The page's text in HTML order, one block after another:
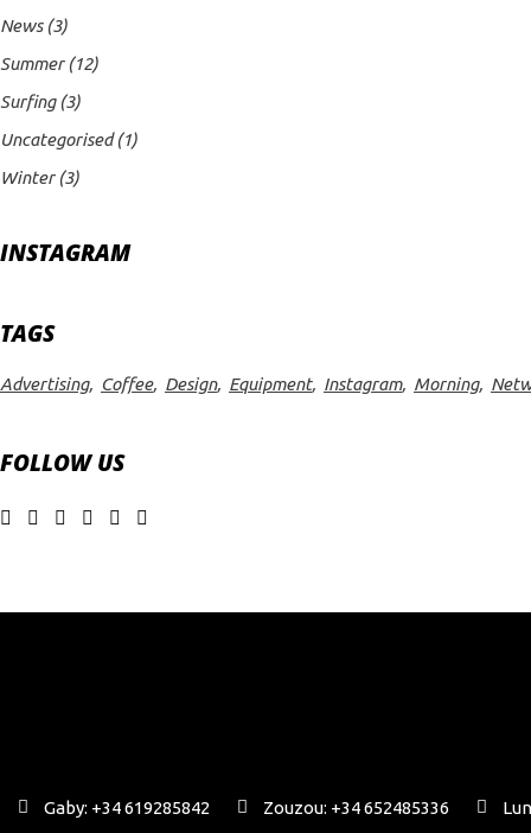
News(3)
Summer(12)
Surfing(3)
Uncategorised(1)
Winter(3)
INSTAGRAM
TAGS
Advertising Coffee Design Equipment Instagram Morning
FOLLOW US
Gaby: +34 619285842 Zouzou: +34 652485336